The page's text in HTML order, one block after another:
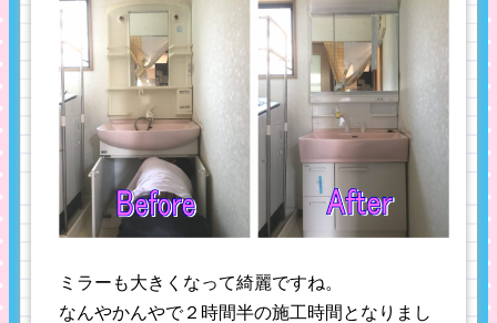
ミラーも大きくなって綺麗ですね。
なんやかんやで２時間半の施工時間となりまし